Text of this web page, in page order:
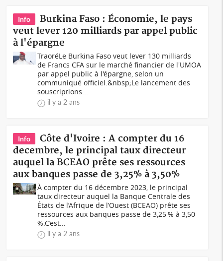
Info
Burkina Faso : Économie, le pays
veut lever 120 milliards par appel public
à l'épargne
TraoréLe Burkina Faso veut lever 130 milliards
de Francs CFA sur le marché financier de l'UMOA
par appel public à l'épargne, selon un
communiqué officiel.&nbsp;Le lancement des
souscriptions...
il y a 2 ans
Info
Côte d'Ivoire : A compter du 16
decembre, le principal taux directeur
auquel la BCEAO prête ses ressources
aux banques passe de 3,25% à 3,50%
À compter du 16 décembre 2023, le principal
taux directeur auquel la Banque Centrale des
États de l’Afrique de l’Ouest (BCEAO) prête ses
ressources aux banques passe de 3,25 % à 3,50
%.C’est...
il y a 2 ans